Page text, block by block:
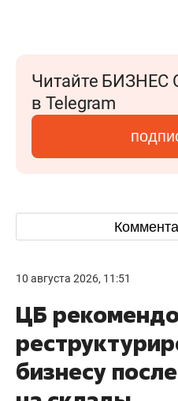
Читайте БИЗНЕС
в Telegram
10 августа 2026, 11:51
ЦБ
бизнесу